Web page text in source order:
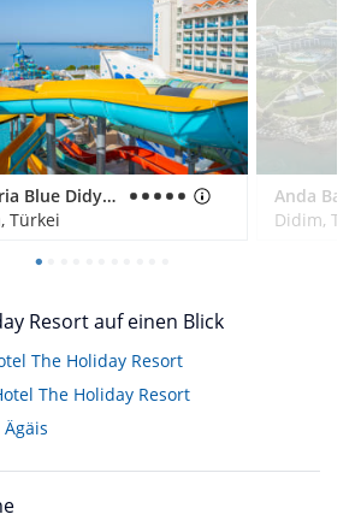
Maxeria Blue Didyma
Türkei
Didim,
Resort auf einen Blick
The Holiday Resort
The Holiday Resort